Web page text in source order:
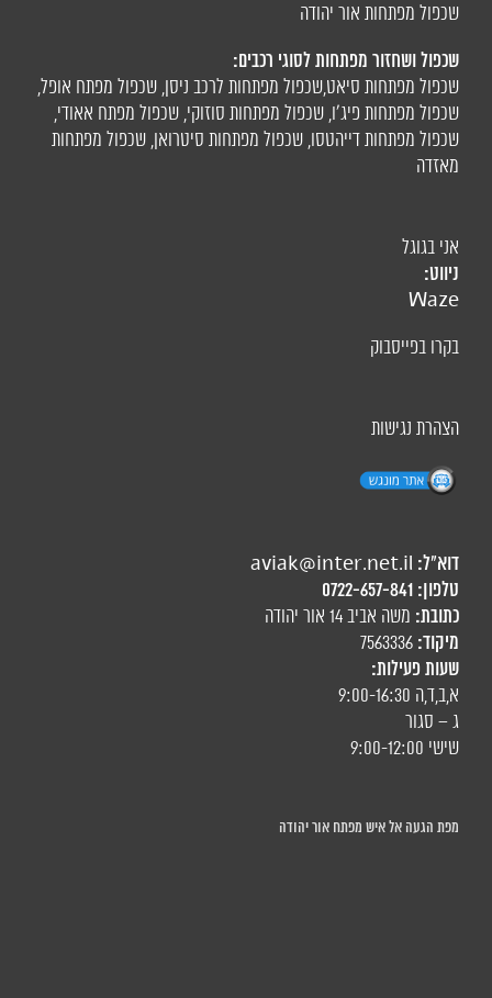
שכפול מפתחות אור יהודה
שכפול ושחזור מפתחות לסוגי רכבים:
שכפול מפתחות סיאט,שכפול מפתחות לרכב ניסן, שכפול מפתח אופל,
שכפול מפתחות פיג'ו, שכפול מפתחות סוזוקי, שכפול מפתח אאודי,
שכפול מפתחות דייהטסו, שכפול מפתחות סיטרואן, שכפול מפתחות
מאזדה
אני בגוגל
ניווט:
Waze
בקרו בפייסבוק
הצהרת נגישות
דוא"ל: aviak@inter.net.il
טלפון: 0722-657-841
כתובת: משה אביב 14 אור יהודה
מיקוד: 7563336
שעות פעילות:
א,ב,ד,ה 9:00-16:30
ג – סגור
שישי 9:00-12:00
מפת הגעה אל איש מפתח אור יהודה